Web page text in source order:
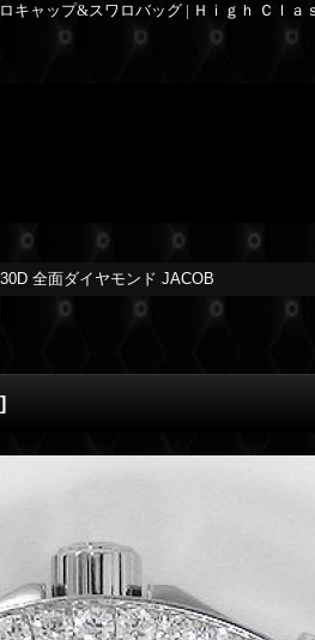
キャップ&スワロバッグ | Ｈｉｇｈ Ｃｌ
全面ダイヤモンド JACOB
]